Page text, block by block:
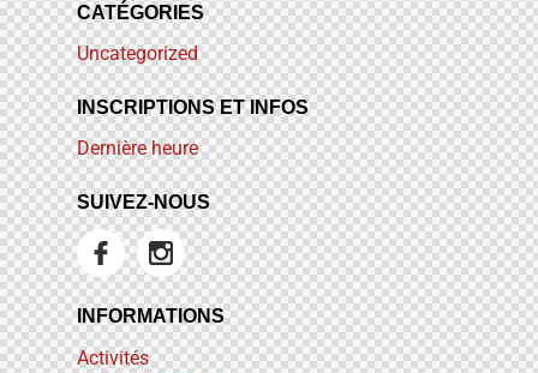
CATÉGORIES
Uncategorized
INSCRIPTIONS ET INFOS
Dernière heure
SUIVEZ-NOUS
INFORMATIONS
Activités